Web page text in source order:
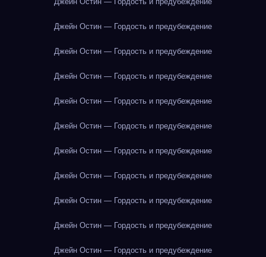
Джейн Остин — Гордость и предубеждение
Джейн Остин — Гордость и предубеждение
Джейн Остин — Гордость и предубеждение
Джейн Остин — Гордость и предубеждение
Джейн Остин — Гордость и предубеждение
Джейн Остин — Гордость и предубеждение
Джейн Остин — Гордость и предубеждение
Джейн Остин — Гордость и предубеждение
Джейн Остин — Гордость и предубеждение
Джейн Остин — Гордость и предубеждение